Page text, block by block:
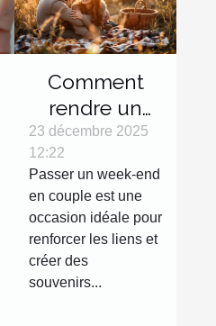
Comment
rendre un
week-end en
couple
inoubliable ?
23 décembre 2025
12:22
Passer un week-end
en couple est une
occasion idéale pour
renforcer les liens et
créer des
souvenirs...